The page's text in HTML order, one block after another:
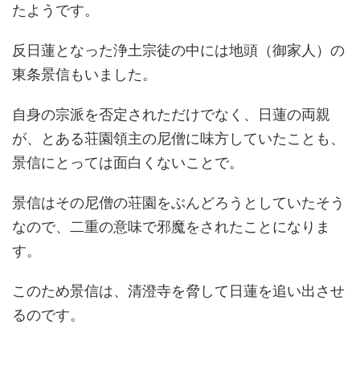
たようです。
反日蓮となった浄土宗徒の中には地頭（御家人）の
東条景信もいました。
自身の宗派を否定されただけでなく、日蓮の両親
が、とある荘園領主の尼僧に味方していたことも、
景信にとっては面白くないことで。
景信はその尼僧の荘園をぶんどろうとしていたそう
なので、二重の意味で邪魔をされたことになりま
す。
このため景信は、清澄寺を脅して日蓮を追い出させ
るのです。